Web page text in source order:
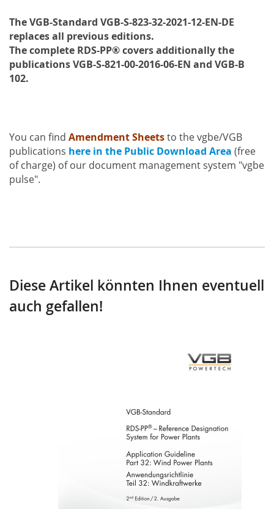
The VGB-Standard VGB-S-823-32-2021-12-EN-DE
replaces all previous editions.
The complete RDS-PP® covers additionally the
publications VGB-S-821-00-2016-06-EN and VGB-B
102.
You can find Amendment Sheetsto the vgbe/VGB
publications here in the Public Download Area (free
of charge) of our document management system "vgbe
pulse".
Diese Artikel könnten Ihnen eventuell
auch gefallen!